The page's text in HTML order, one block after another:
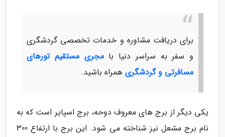
برای دریافت مشاوره و خدمات تخصصی گردشگری
و سفر به سراسر دنیا بامجری مستقیم تورهای
مسافرتی و گردشگری همراه باشید.
یکی دیگر از برج های معروف دوحه، برج اسپایر است که به
نام برج مشعل نیز شناخته می شود. این برج با ارتفاع 300